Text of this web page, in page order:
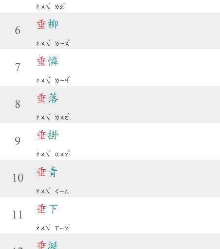
ㄔㄨㄟ
ˊ
ㄌㄠ
ˇ
6
垂柳
ㄔㄨㄟ
ˊ
ㄌㄧㄡ
ˇ
7
垂憐
ㄔㄨㄟ
ˊ
ㄌㄧㄢ
ˊ
8
垂 落
ㄔㄨㄟ
ˊ
ㄌㄨㄛ
ˋ
9
垂掛
ㄔㄨㄟ
ˊ
ㄍㄨㄚ
ˋ
10
垂 青
ㄔㄨㄟ
ˊ
ㄑㄧㄥ
11
垂下
ㄔㄨㄟ
ˊ
ㄒㄧㄚ
ˋ
垂涎